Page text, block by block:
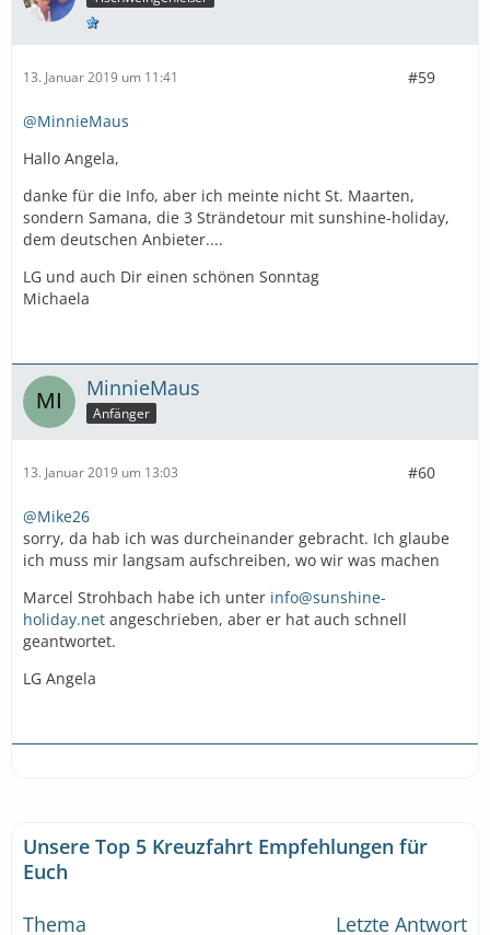
13. Januar 2019 um 11:41 #59
@MinnieMaus
Hallo Angela,
danke für die Info, aber ich meinte nicht St. Maarten,
sondern Samana, die 3 Strändetour mit sunshine-holiday,
dem deutschen Anbieter....
LG und auch Dir einen schönen Sonntag
Michaela
MinnieMaus
Anfänger
13. Januar 2019 um 13:03 #60
@Mike26
sorry, da hab ich was durcheinander gebracht. Ich glaube
ich muss mir langsam aufschreiben, wo wir was machen
Marcel Strohbach habe ich unter info@sunshine-
holiday.net angeschrieben, aber er hat auch schnell
geantwortet.
LG Angela
Unsere Top 5 Kreuzfahrt Empfehlungen für
Euch
Thema
Letzte Antwort